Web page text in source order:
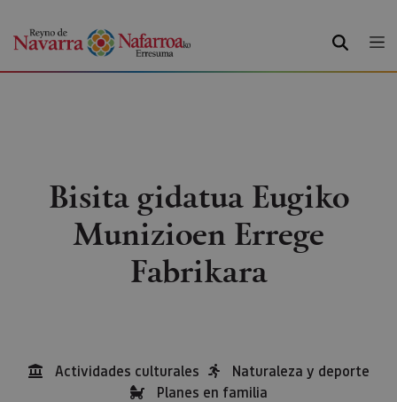
BILATU
Bisita gidatua Eugiko
Munizioen Errege
Fabrikara
Actividades culturales
Naturaleza y deporte
Planes en familia